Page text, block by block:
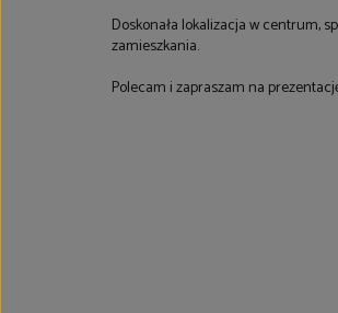
Doskonała lokalizacja w centrum,
zamieszkania.
Polecam i zapraszam na